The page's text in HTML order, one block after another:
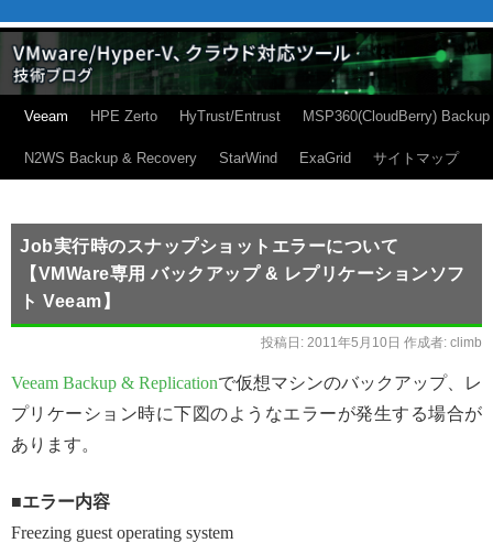
Veeam HPE Zerto HyTrust/Entrust MSP360(CloudBerry) Backup
N2WS Backup & Recovery StarWind ExaGrid サイトマップ
Job実行時のスナップショットエラーについて
【VMWare専用 バックアップ & レプリケーションソフ
ト Veeam】
投稿日: 2011年5月10日 作成者: climb
Veeam Backup & Replicationで仮想マシンのバックアップ、レ
プリケーション時に下図のようなエラーが発生する場合が
あります。
■エラー内容
Freezing guest operating system